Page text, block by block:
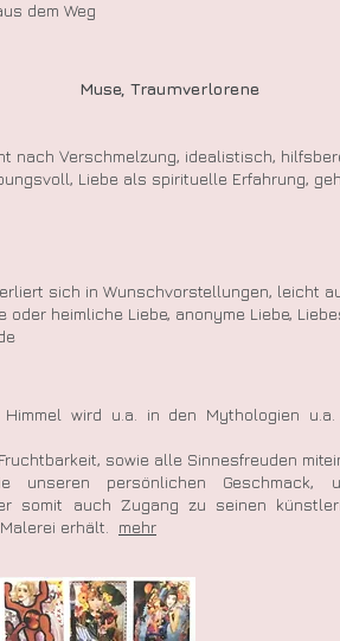
dem Weg
Muse, Traumverlorene
nach Verschmelzung, idealistisch,
Liebe als spirituelle Erfahrung,
sich in Wunschvorstellungen, leicht
oder heimliche Liebe, anonyme Liebe,
wird u.a. in den Mythologien
sowie alle Sinnesfreuden
unseren persönlichen
somit auch Zugang zu seinen
erhält. mehr